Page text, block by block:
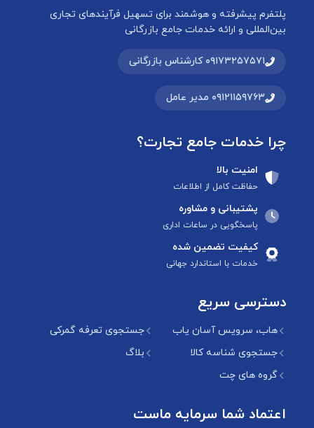
پلتفرم پیشرفته و هوشمند برای تسهیل فرآیندهای تجاری
بین‌المللی و ارائه خدمات جامع بازرگانی
۰۹۱۷۳۲۵۷۵۷۱ کارشناس بازرگانی
۰۹۱۲۱۱۵۹۷۶۳ مدیر عامل
چرا خدمات جامع تجارت؟
امنیت بالا
حفاظت کامل از اطلاعات
پشتیبانی و مشاوره
پاسخگویی در ساعات اداری
کیفیت تضمین شده
خدمات با استاندارد جهانی
دسترسی سریع
هاب، سرویس آسان یاب
جستجوی تعرفه گمرکی
جستجوی شناسه کالا
بلاگ
گروه های چت
اعتماد شما سرمایه ماست